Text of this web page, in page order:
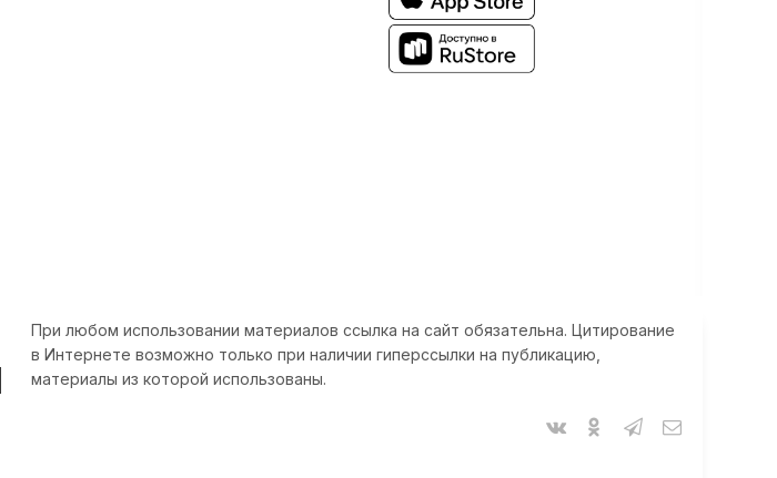
При любом использовании материалов ссылка на сайт обязательна. Цитирование
в Интернете возможно только при наличии гиперссылки на публикацию,
материалы из которой использованы.